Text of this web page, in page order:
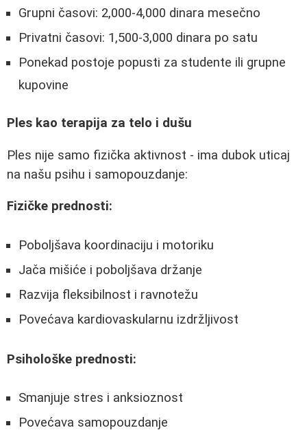
Grupni časovi: 2,000-4,000 dinara mesečno
Privatni časovi: 1,500-3,000 dinara po satu
Ponekad postoje popusti za studente ili grupne
kupovine
Ples kao terapija za telo i dušu
Ples nije samo fizička aktivnost - ima dubok uticaj
na našu psihu i samopouzdanje:
Fizičke prednosti:
Poboljšava koordinaciju i motoriku
Jača mišiće i poboljšava držanje
Razvija fleksibilnost i ravnotežu
Povećava kardiovaskularnu izdržljivost
Psihološke prednosti:
Smanjuje stres i anksioznost
Povećava samopouzdanje